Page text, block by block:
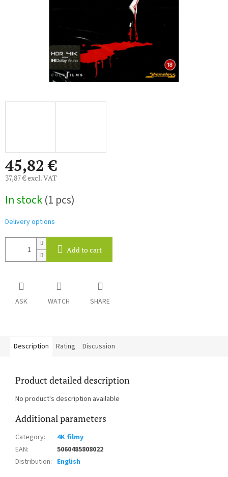
45,82 €
37,87 € excl. VAT
price:
In stock(1 pcs)
Delivery options
Add to cart
ASK WATCH SHARE
Description Rating Discussion
Product detailed description
No product's description available
Additional parameters
Category:
4K filmy
EAN:
5060485808022
Distribution: English